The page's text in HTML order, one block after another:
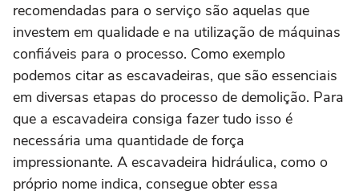
recomendadas para o serviço são aquelas que
investem em qualidade e na utilização de máquinas
confiáveis para o processo. Como exemplo
podemos citar as escavadeiras, que são essenciais
em diversas etapas do processo de demolição. Para
que a escavadeira consiga fazer tudo isso é
necessária uma quantidade de força
impressionante. A escavadeira hidráulica, como o
próprio nome indica, consegue obter essa